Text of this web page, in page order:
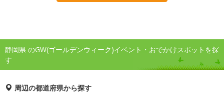
静岡県 のGW(ゴールデンウィーク)イベント・おでかけスポットを探
す
周辺の都道府県から探す